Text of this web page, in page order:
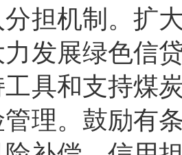
担机制。扩
力发展绿色信
具和支持煤
理。鼓励有